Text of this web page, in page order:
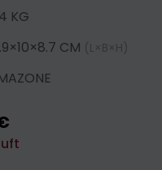
KG
CM (L×B×H)